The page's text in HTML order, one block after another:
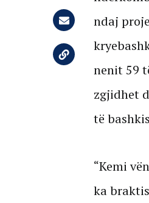
ndaj
nenit 59
zgjidhet
të
“Kemi
ka